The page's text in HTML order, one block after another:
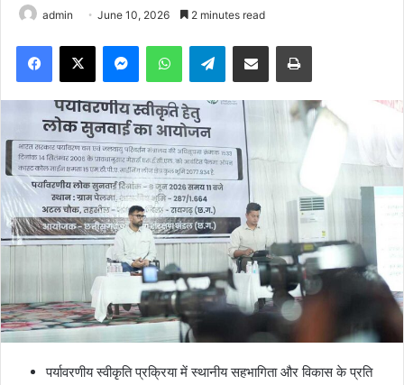
admin June 10, 2026 2 minutes read
Facebook
X MessengerWhatsAppTelegramShare via Email Print
पर्यावरणीय स्वीकृति प्रक्रिया में स्थानीय सहभागिता और विकास के प्रति